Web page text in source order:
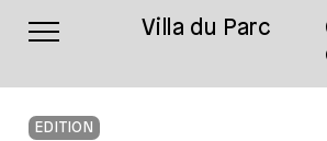
Villa du Parc
EDITION